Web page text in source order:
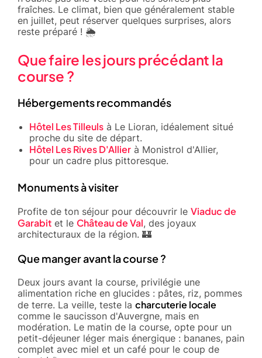
fraîches. Le climat, bien que généralement stable
en juillet, peut réserver quelques surprises, alors
reste préparé ! 🌦️
Que faire les jours précédant la
course ?
Hébergements recommandés
Hôtel Les Tilleuls à Le Lioran, idéalement situé
proche du site de départ.
Hôtel Les Rives D'Allier à Monistrol d'Allier,
pour un cadre plus pittoresque.
Monuments à visiter
Profite de ton séjour pour découvrir le Viaduc de
Garabit et le Château de Val, des joyaux
architecturaux de la région. 🏰
Que manger avant la course ?
Deux jours avant la course, privilégie une
alimentation riche en glucides : pâtes, riz, pommes
de terre. La veille, teste la charcuterie locale
comme le saucisson d'Auvergne, mais en
modération. Le matin de la course, opte pour un
petit-déjeuner léger mais énergique : bananes, pain
complet avec miel et un café pour le coup de